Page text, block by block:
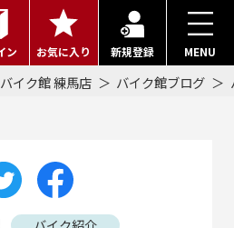
ン お気に入り 新規登録 MENU
バイク館 練馬店 バイク館ブログ